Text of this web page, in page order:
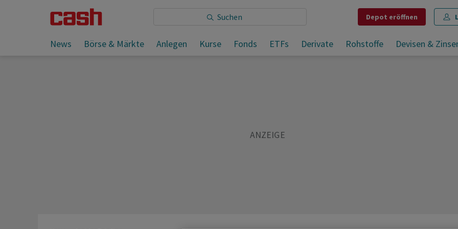
Depot eröffnen
News Börse & Märkte Anlegen Kurse Fonds ETFs Derivate Rohstoffe Devisen &